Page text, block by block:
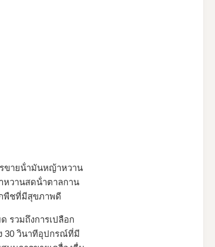
ขายน้ํามันหญ้าหวาน
หวานสดน้ําตาลกาน
กพืชที่มีสุขภาพดี
รวมถึงการเปลือก
30 วินาทีอุปกรณ์ที่มี